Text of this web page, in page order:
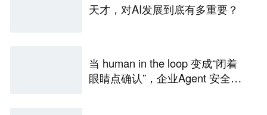
天才，对AI发展到底有多重要？
当 human in the loop 变成“闭着
眼睛点确认”，企业Agent 安全还